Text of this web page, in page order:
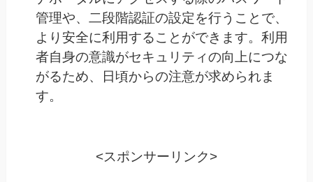
管理や、二段階認証の設定を行うことで、
より安全に利用することができます。利用
者自身の意識がセキュリティの向上につな
がるため、日頃からの注意が求められま
す。
<スポンサーリンク>